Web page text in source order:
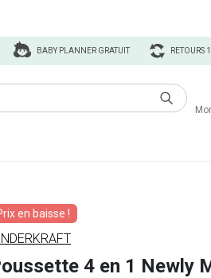
RETOURS
BABY PLANNER GRATUIT
en baisse !
4 en 1 Newly